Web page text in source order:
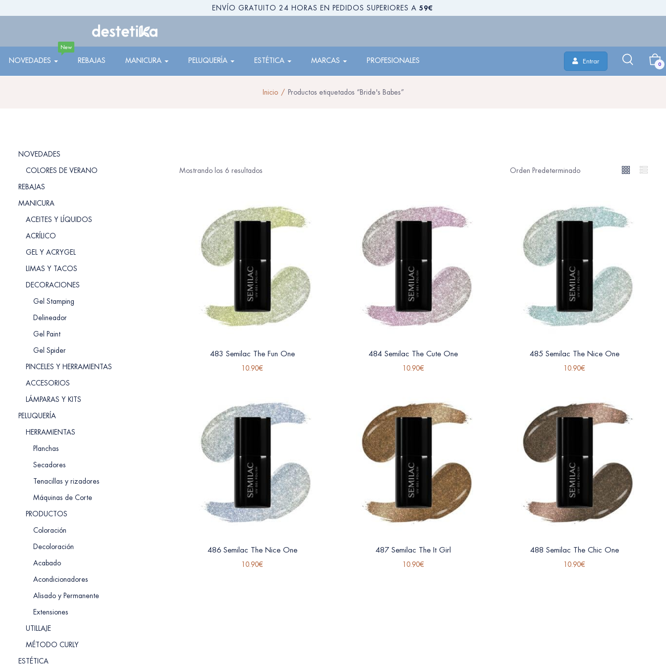
ENVÍO GRATUITO 24 HORAS EN PEDIDOS SUPERIORES A 59€
NOVEDADES
New
REBAJAS MANICURA PELUQUERÍA ESTÉTICA MARCAS PROFESIONALES Entrar 0
Inicio Productos etiquetados “Bride's Babes”
NOVEDADES
COLORES DE VERANO
REBAJAS
MANICURA
ACEITES Y LÍQUIDOS
ACRÍLICO
GEL Y ACRYGEL
LIMAS Y TACOS
DECORACIONES
Gel Stamping
Delineador
Gel Paint
Gel Spider
PINCELES Y HERRAMIENTAS
ACCESORIOS
LÁMPARAS Y KITS
PELUQUERÍA
HERRAMIENTAS
Planchas
Secadores
Tenacillas y rizadores
Máquinas de Corte
PRODUCTOS
Coloración
Decoloración
Acabado
Acondicionadores
Alisado y Permanente
Extensiones
UTILLAJE
MÉTODO CURLY
ESTÉTICA
Mostrando los 6 resultados
483 Semilac The Fun One
10.90€
484 Semilac The Cute One
10.90€
485 Semilac The Nice One
10.90€
486 Semilac The Nice One
10.90€
487 Semilac The It Girl
10.90€
488 Semilac The Chic One
10.90€